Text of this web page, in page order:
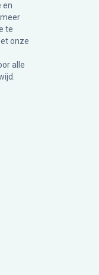
en
te
onze
alle